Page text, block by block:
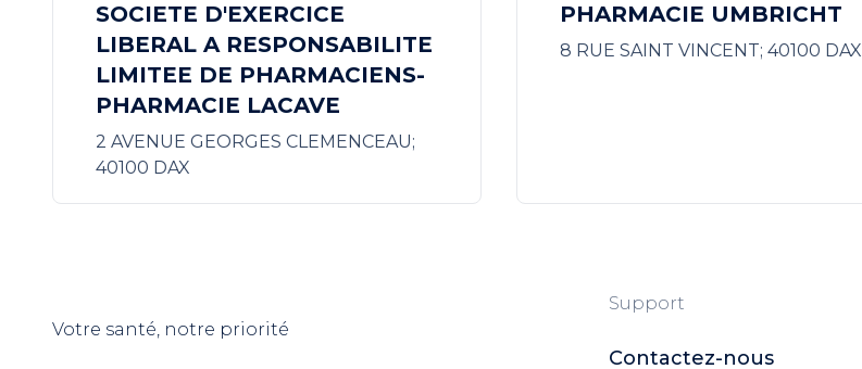
SOCIETE D'EXERCICE
LIBERAL A RESPONSABILITE
LIMITEE DE PHARMACIENS-
PHARMACIE LACAVE
2 AVENUE GEORGES CLEMENCEAU;
40100 DAX
PHARMACIE UMBRICHT
8 RUE SAINT VINCENT; 40100 DAX
Votre santé, notre priorité
Support
Contactez-nous